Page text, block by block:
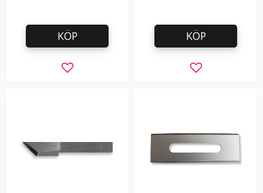
Lägg till i favoriter
KÖP
Lägg till i
KÖP